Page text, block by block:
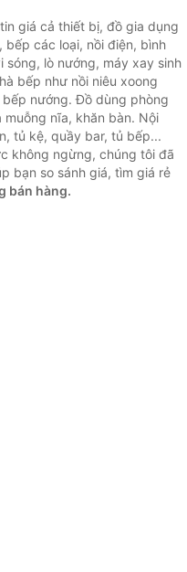
giá cả thiết bị, đồ gia dụng
các loại, nồi điện, bình
sóng, lò nướng, máy xay sinh
bếp như nồi niêu xoong
nướng. Đồ dùng phòng
nĩa, khăn bàn. Nội
tủ kệ, quầy bar, tủ bếp...
không ngừng, chúng tôi đã
bạn so sánh giá, tìm giá rẻ
bán hàng.